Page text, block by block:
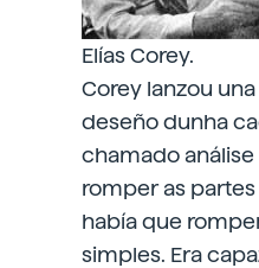
Elías Corey.
Corey lanzou
deseño dunha
chamado análise
romper as
había que
simples. Era